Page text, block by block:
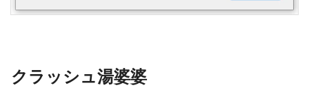
クラッシュ湯婆婆